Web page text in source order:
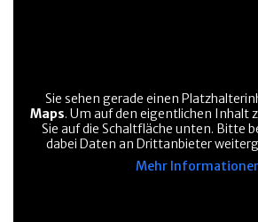
Sie sehen gerade einen
Maps. Um auf den eigentlichen Inhalt
Sie auf die Schaltfläche unten. Bitte
dabei Daten an Drittanbieter
Mehr